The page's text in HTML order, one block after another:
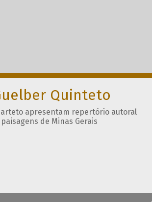
Quinteto
apresentam repertório autoral
de Minas Gerais